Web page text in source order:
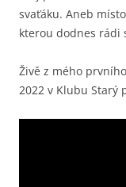
svaťáku. Aneb
kterou dodnes rádi
Živě z mého
2022 v Klubu Starý